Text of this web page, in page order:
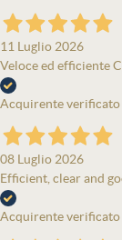
11 Luglio 2026
Veloce ed efficiente
Acquirente verificato
08 Luglio 2026
Efficient, clear and
Acquirente verificato